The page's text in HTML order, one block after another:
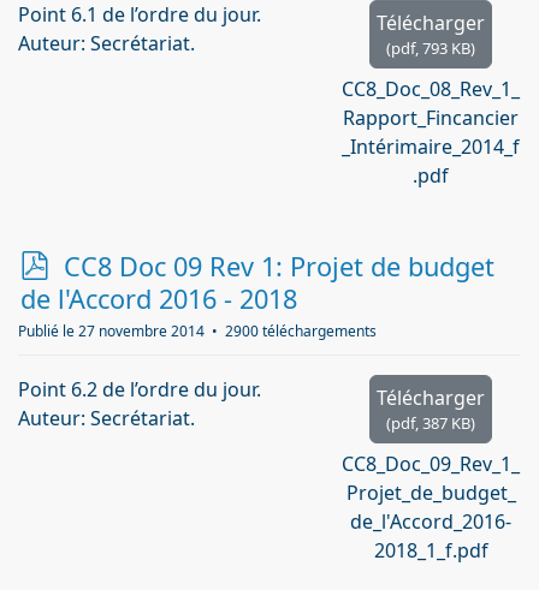
Télécharger
(pdf,793 KB)
CC8_Doc_08_Rev_1_
Rapport_Fincancier
_Intérimaire_2014_f
.pdf
Point 6.1 de l’ordre du jour.
Auteur: Secrétariat.
p
d
f
CC8 Doc 09 Rev 1: Projet de budget
de l'Accord 2016 - 2018
Publié le 27 novembre 2014 2900 téléchargements
Télécharger
(pdf,387 KB)
CC8_Doc_09_Rev_1_
Projet_de_budget_
de_l'Accord_2016-
2018_1_f.pdf
Point 6.2 de l’ordre du jour.
Auteur: Secrétariat.